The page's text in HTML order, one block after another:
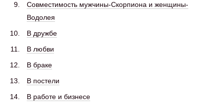
Совместимость мужчины-Скорпиона и женщины-
Водолея
В дружбе
В любви
В браке
В постели
В работе и бизнесе